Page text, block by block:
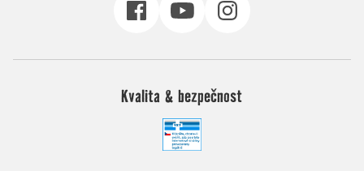
Kvalita & bezpečnost